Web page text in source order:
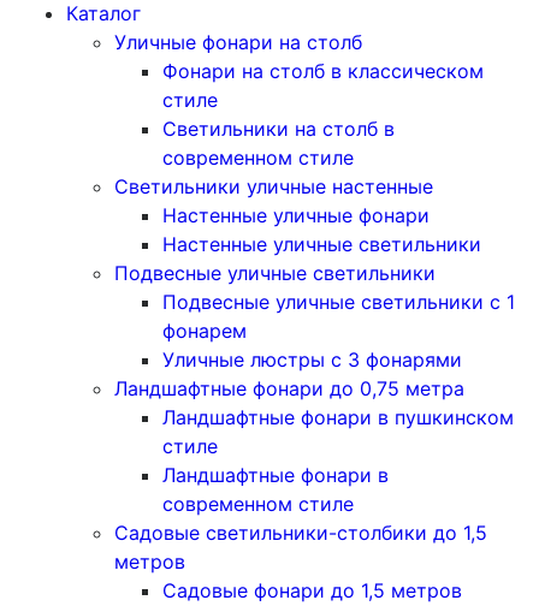
Каталог
Уличные фонари на столб
Фонари на столб в классическом
стиле
Светильники на столб в
современном стиле
Светильники уличные настенные
Настенные уличные фонари
Настенные уличные светильники
Подвесные уличные светильники
Подвесные уличные светильники с 1
фонарем
Уличные люстры с 3 фонарями
Ландшафтные фонари до 0,75 метра
Ландшафтные фонари в пушкинском
стиле
Ландшафтные фонари в
современном стиле
Садовые светильники-столбики до 1,5
метров
Садовые фонари до 1,5 метров